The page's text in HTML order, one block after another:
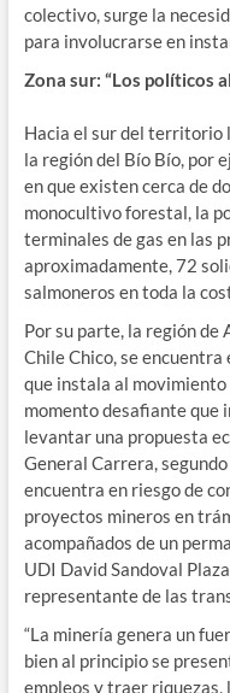
colectivo, surge la
para involucrarse en
Zona sur: “Los políticos
Hacia el sur del territorio
la región del Bío Bío, por
en que existen cerca de
monocultivo forestal, la
terminales de gas en las
aproximadamente, 72
salmoneros en toda la
Por su parte, la región de
Chile Chico, se
que instala al movimiento
momento desafiante que
levantar una propuesta
General Carrera,
encuentra en riesgo de
proyectos mineros en
acompañados de un
UDI David Sandoval
representante de las
“La minería genera un
bien al principio se
empleos y traer riquezas,